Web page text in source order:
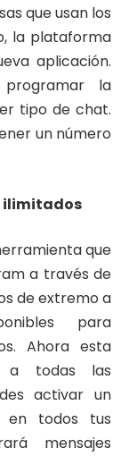
que usan los
la plataforma
aplicación.
la
tipo de chat.
un número
ilimitados
que
a través de
de extremo a
para
Ahora esta
a todas las
activar un
en todos tus
mensajes